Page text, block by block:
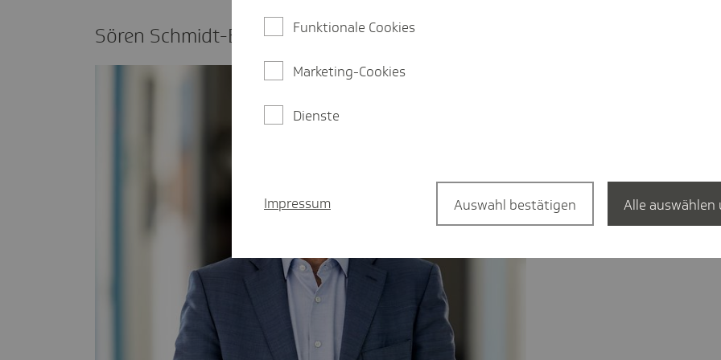
Sören Schmidt-Boden­steinFunktionale Cookies
Marketing-Cookies
Dienste
Impressum Auswahl bestätigen Alle auswählen